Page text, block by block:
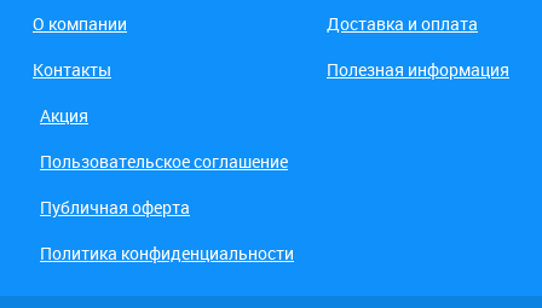
О компании
Доставка и оплата
Контакты
Полезная информация
Акция
Пользовательское соглашение
Публичная оферта
Политика конфиденциальности